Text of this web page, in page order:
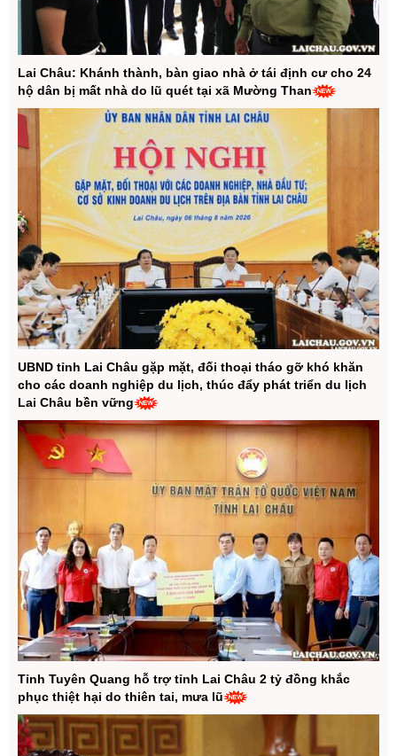
ủng hộ Nhân dân trên địa bàn tỉnh khắc
phục hậu quả do thiên tai, mưa lũ sạt lở
đất
Hội nghị gặp gỡ các doanh nghiệp, nhà
đầu tư thực hiện các dự án nông, lâm
nghiệp và đất đai, khoáng sản trên địa bàn
tỉnh
Phó Chủ tịch UBND tỉnh Nguyễn Sỹ Cảnh
kiểm tra tiến độ thực hiện Dự án Cầu bê
tông cốt thép tại Km19+200, đường Noong
Hẻo - Nậm Mạ
Lai Châu: Khánh thành, bàn giao nhà ở tái định cư cho 24
hộ dân bị mất nhà do lũ quét tại xã Mường Than
UBND tỉnh Lai Châu gặp mặt, đối thoại tháo gỡ khó khăn
cho các doanh nghiệp du lịch, thúc đẩy phát triển du lịch
Lai Châu bền vững
Tỉnh Tuyên Quang hỗ trợ tỉnh Lai Châu 2 tỷ đồng khắc
phục thiệt hại do thiên tai, mưa lũ